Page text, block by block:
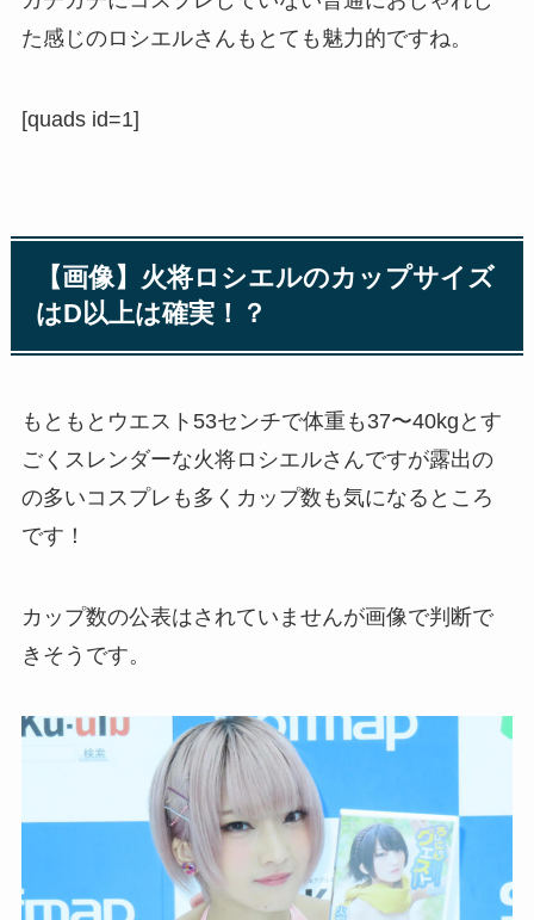
た感じのロシエルさんもとても魅力的ですね。
[quads id=1]
【画像】火将ロシエルのカップサイズ
はD以上は確実！？
もともとウエスト53センチで体重も37〜40kgとす
ごくスレンダーな火将ロシエルさんですが露出の
の多いコスプレも多くカップ数も気になるところ
です！
カップ数の公表はされていませんが画像で判断で
きそうです。